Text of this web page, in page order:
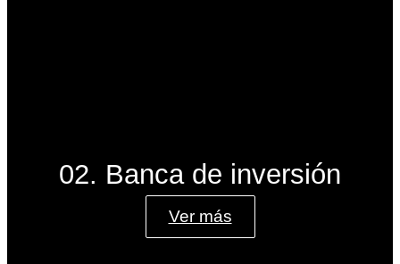
02. Banca de inversión
Ver más